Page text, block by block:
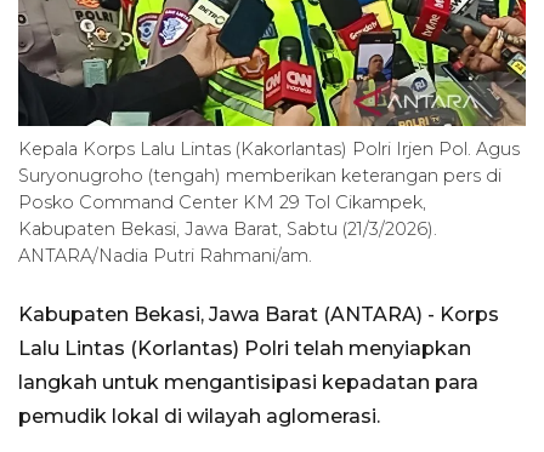
Kepala Korps Lalu Lintas (Kakorlantas) Polri Irjen Pol. Agus
Suryonugroho (tengah) memberikan keterangan pers di
Posko Command Center KM 29 Tol Cikampek,
Kabupaten Bekasi, Jawa Barat, Sabtu (21/3/2026).
ANTARA/Nadia Putri Rahmani/am.
Kabupaten Bekasi, Jawa Barat (ANTARA) - Korps
Lalu Lintas (Korlantas) Polri telah menyiapkan
langkah untuk mengantisipasi kepadatan para
pemudik lokal di wilayah aglomerasi.